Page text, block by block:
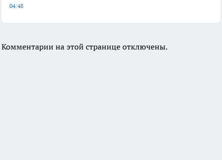
04:48
Комментарии на этой странице отключены.